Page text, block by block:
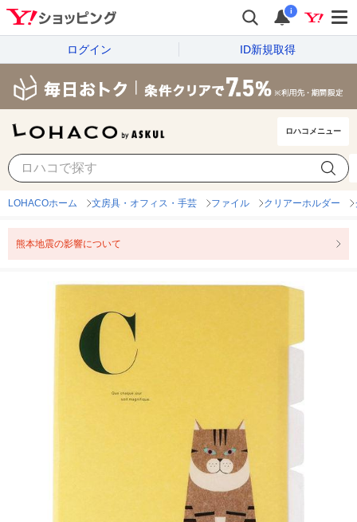
i
ログイン ID新規取得
ロハコメニュー
LOHACOホーム 文房具・オフィス・手芸 ファイル クリアーホルダー
熊本地震の影響について